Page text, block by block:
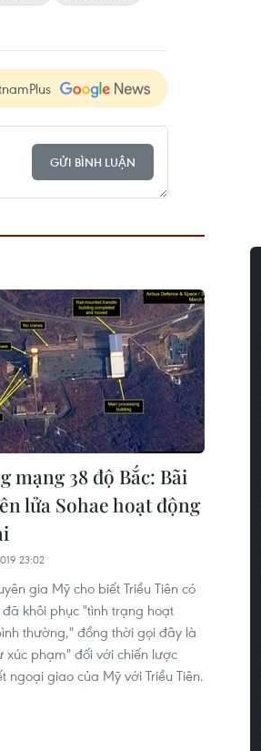
GỬI BÌNH LUẬN
mạng 38 độ Bắc: Bãi
lửa Sohae hoạt động
23:02
gia Mỹ cho biết Triều Tiên có
khôi phục "tình trạng hoạt
thường," đồng thời gọi đây là
xúc phạm" đối với chiến lược
ngoại giao của Mỹ với Triều Tiên.